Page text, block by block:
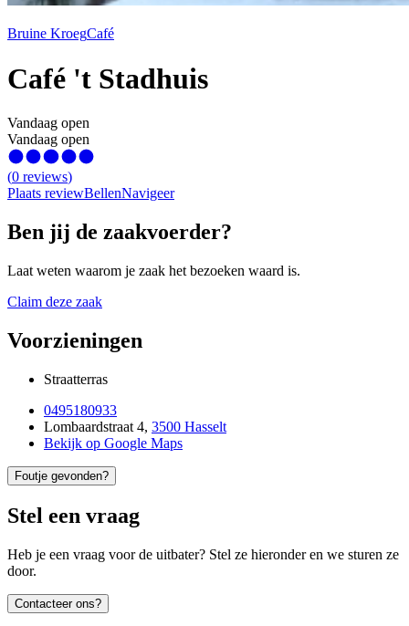
Bruine KroegCafé
Café 't Stadhuis
Vandaag open
Vandaag open
(0 reviews)
Plaats reviewBellenNavigeer
Ben jij de zaakvoerder?
Laat weten waarom je zaak het bezoeken waard is.
Claim deze zaak
Voorzieningen
Straatterras
0495180933
Lombaardstraat 4, 3500 Hasselt
Bekijk op Google Maps
Foutje gevonden?
Stel een vraag
Heb je een vraag voor de uitbater? Stel ze hieronder en we sturen ze
door.
Contacteer ons?